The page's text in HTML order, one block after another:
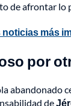
de afrontar lo
más
por
abandonado
de